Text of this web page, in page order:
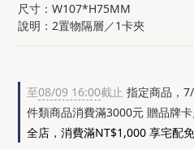
尺寸：W107*H75MM
說明：2置物隔層／1卡夾
至08/09 16:00截止 指定商品，
件類商品消費滿3000元 贈品牌卡
全店，消費滿NT$1,000 享宅配